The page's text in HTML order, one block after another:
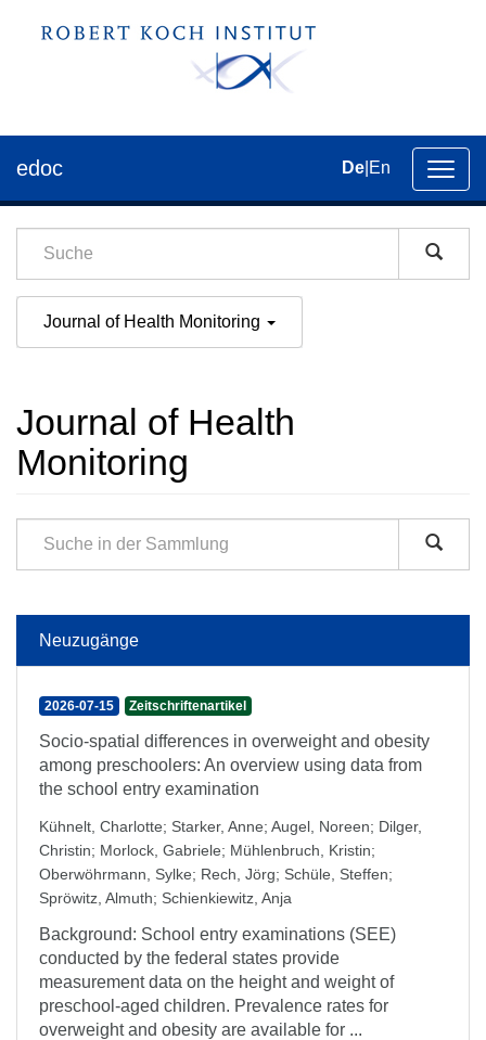
der
edoc De En
Journal of Health Monitoring
Journal of Health
Monitoring
Neuzugänge
2026-07-15 Zeitschriftenartikel
Socio-spatial differences in overweight and obesity
among preschoolers: An overview using data from
the school entry examination
Kühnelt, Charlotte; Starker, Anne; Augel, Noreen; Dilger,
Christin; Morlock, Gabriele; Mühlenbruch, Kristin;
Oberwöhrmann, Sylke; Rech, Jörg; Schüle, Steffen;
Spröwitz, Almuth; Schienkiewitz, Anja
Background: School entry examinations (SEE)
conducted by the federal states provide
measurement data on the height and weight of
preschool-aged children. Prevalence rates for
overweight and obesity are available for ...